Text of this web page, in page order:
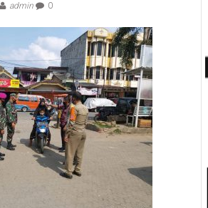
admin 0